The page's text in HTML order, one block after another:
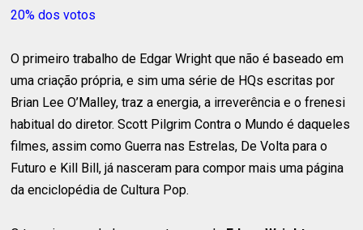
20% dos votos
O primeiro trabalho de Edgar Wright que não é baseado em
uma criação própria, e sim uma série de HQs escritas por
Brian Lee O’Malley, traz a energia, a irreverência e o frenesi
habitual do diretor. Scott Pilgrim Contra o Mundo é daqueles
filmes, assim como Guerra nas Estrelas, De Volta para o
Futuro e Kill Bill, já nasceram para compor mais uma página
da enciclopédia de Cultura Pop.